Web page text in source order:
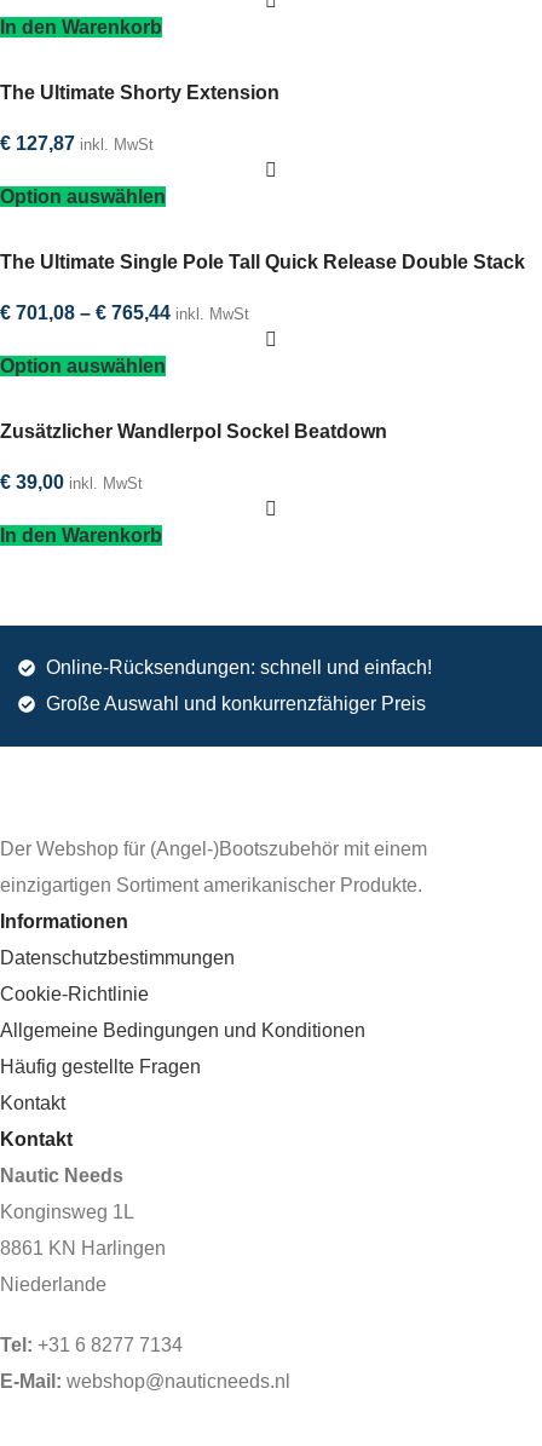
In den Warenkorb
The Ultimate Shorty Extension
€ 127,87 inkl. MwSt
Option auswählen
The Ultimate Single Pole Tall Quick Release Double Stack
€ 701,08 – € 765,44 inkl. MwSt
Option auswählen
Zusätzlicher Wandlerpol Sockel Beatdown
€ 39,00 inkl. MwSt
In den Warenkorb
Online-Rücksendungen: schnell und einfach!
Große Auswahl und konkurrenzfähiger Preis
Der Webshop für (Angel-)Bootszubehör mit einem
einzigartigen Sortiment amerikanischer Produkte.
Informationen
Datenschutzbestimmungen
Cookie-Richtlinie
Allgemeine Bedingungen und Konditionen
Häufig gestellte Fragen
Kontakt
Kontakt
Nautic Needs
Konginsweg 1L
8861 KN Harlingen
Niederlande
Tel: +31 6 8277 7134
E-Mail: webshop@nauticneeds.nl